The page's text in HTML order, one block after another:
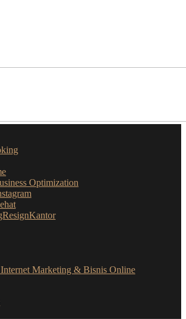
Optimization
Marketing & Bisnis Online